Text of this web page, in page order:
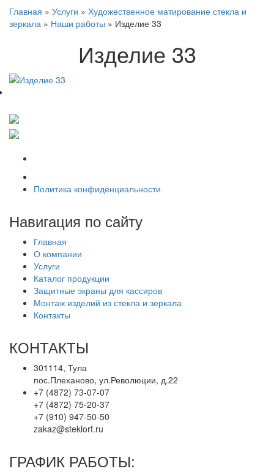
Главная » Услуги » Художественное матирование стекла и
зеркала » Наши работы » Изделие 33
Изделие 33
Политика конфиденциальности
Навигация по сайту
Главная
О компании
Услуги
Каталог продукции
Защитные экраны для кассиров
Монтаж изделий из стекла и зеркала
Контакты
КОНТАКТЫ
301114, Тула
пос.Плеханово, ул.Революции, д.22
+7 (4872) 73-07-07
+7 (4872) 75-20-37
+7 (910) 947-50-50
zakaz@steklorf.ru
ГРАФИК РАБОТЫ: